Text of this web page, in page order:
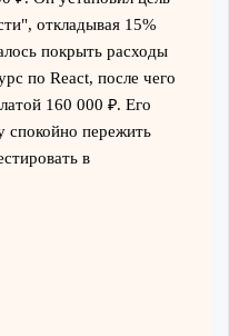
откладывая 15%
покрыть расходы
по React, после чего
160 000 ₽. Его
спокойно пережить
в